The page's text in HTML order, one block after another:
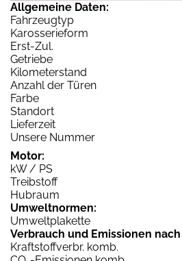
Allgemeine Daten:
Fahrzeugtyp
Karosserieform
Erst-Zul.
Getriebe
Kilometerstand
Anzahl der Türen
Farbe
Standort
Lieferzeit
Unsere Nummer
Motor:
kW / PS
Treibstoff
Hubraum
Umweltnormen:
Umweltplakette
Verbrauch und Emissionen nach
Kraftstoffverbr. komb.